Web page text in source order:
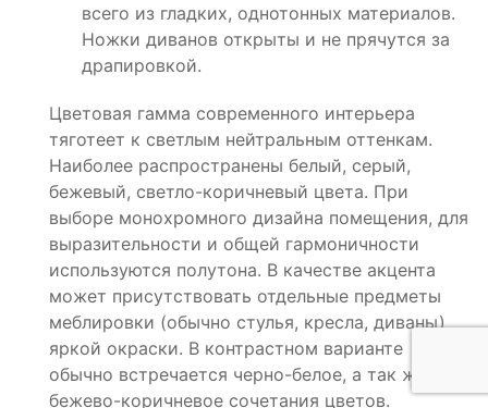
всего из гладких, однотонных материалов.
Ножки диванов открыты и не прячутся за
драпировкой.
Цветовая гамма современного интерьера
тяготеет к светлым нейтральным оттенкам.
Наиболее распространены белый, серый,
бежевый, светло-коричневый цвета. При
выборе монохромного дизайна помещения, для
выразительности и общей гармоничности
используются полутона. В качестве акцента
может присутствовать отдельные предметы
меблировки (обычно стулья, кресла, диваны)
яркой окраски. В контрастном варианте
обычно встречается черно-белое, а так же
бежево-коричневое сочетания цветов.